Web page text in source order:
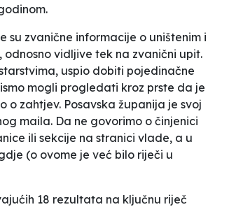
su zvanične informacije o uništenim i
vidljive tek na zvanični upit.
uspio dobiti pojedinačne
mogli progledati kroz prste da je
o zahtjev. Posavska županija je svoj
maila. Da ne govorimo o činjenici
ili sekcije na stranici vlade, a u
(o ovome je već bilo riječi u
18 rezultata na ključnu riječ